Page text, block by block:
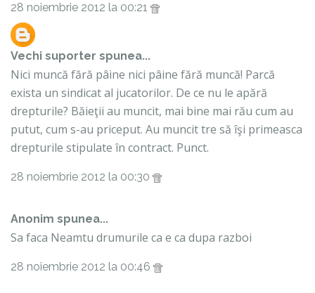
28 noiembrie 2012 la 00:21
Vechi suporter spunea...
Nici muncă fără pâine nici pâine fără muncă! Parcă
exista un sindicat al jucatorilor. De ce nu le apără
drepturile? Băieţii au muncit, mai bine mai rău cum au
putut, cum s-au priceput. Au muncit tre să îşi primeasca
drepturile stipulate în contract. Punct.
28 noiembrie 2012 la 00:30
Anonim spunea...
Sa faca Neamtu drumurile ca e ca dupa razboi
28 noiembrie 2012 la 00:46